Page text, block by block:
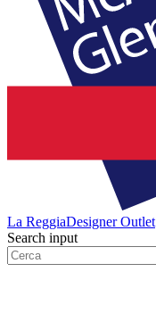
La ReggiaDesigner Outlet
Search input